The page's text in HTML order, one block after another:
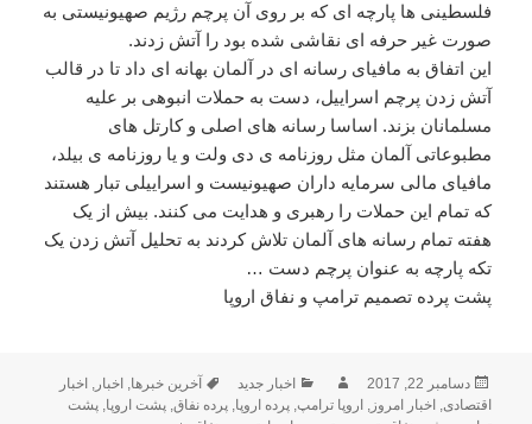
فلسطینی ها پارچه ای که بر روی آن پرچم رژیم صهیونیستی به
صورت غیر حرفه ای نقاشی شده بود را آتش زدند.
این اتفاق به مافیای رسانه ای در آلمان بهانه ای داد تا در قالب
آتش زدن پرچم اسراییل، دست به حملات انبوهی بر علیه
مسلمانان بزند. اساسا رسانه های اصلی و کارتل های
مطبوعاتی آلمان مثل روزنامه ی دی ولت و یا روزنامه ی بیلد،
مافیای مالی سرمایه داران صهیونیست و اسراییلی تبار هستند
که تمام این حملات را رهبری و هدایت می کنند. بیش از یک
هفته تمام رسانه های آلمان تلاش کردند به تحلیل آتش زدن یک
تکه پارچه به عنوان پرچم دست …
پشت پرده تصمیم ترامپ و نفاق اروپا
ارسال
شده
دسامبر 22, 2017 نویسندهدسته‌ها
اخبار جدید برچسب‌ها
آخرین خبرها,اخبار,اخبار
اقتصادی,اخبار امروز,اروپا ترامپ,پرده اروپا,پرده نفاق,پشت اروپا,پشت